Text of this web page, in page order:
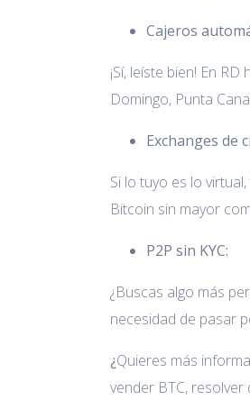
Cajeros
¡Sí, leíste bien! En RD
Domingo, Punta
Exchanges de
Si lo tuyo es lo
Bitcoin sin mayor
P2P sin KYC:
¿Buscas algo más
necesidad de pasar
¿Quieres más
vender BTC,